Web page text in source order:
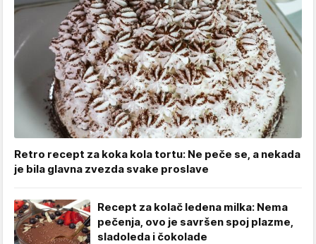
Retro recept za koka kola tortu: Ne peče se, a nekada
je bila glavna zvezda svake proslave
Recept za kolač ledena milka: Nema
pečenja, ovo je savršen spoj plazme,
sladoleda i čokolade